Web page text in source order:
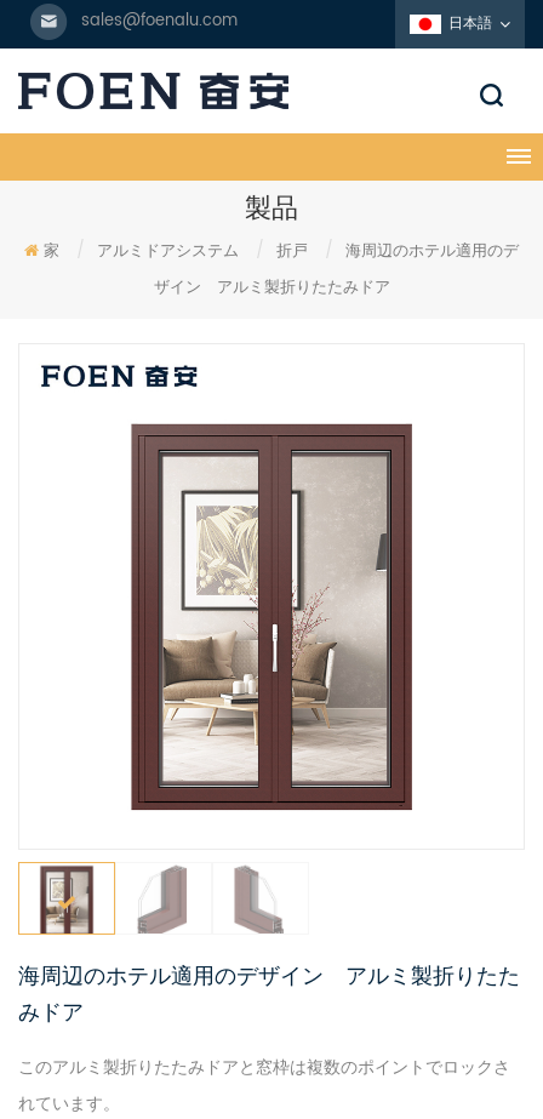
sales@foenalu.com 日本語
製品
家 / アルミドアシステム / 折戸 / 海周辺のホテル適用のデ
ザイン アルミ製折りたたみドア
海周辺のホテル適用のデザイン アルミ製折りたた
みドア
このアルミ製折りたたみドアと窓枠は複数のポイントでロックさ
れています。